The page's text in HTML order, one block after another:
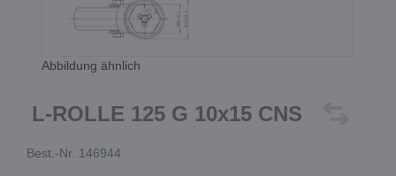
Abbildung ähnlich
L-ROLLE 125 G 10x15 CNS
Best.-Nr. 146944